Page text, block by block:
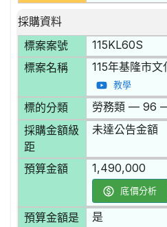
採購資料
標案案號
115KL60S
標案名稱 115年基隆市
教學
標的分類 勞務類 — 96
採購金額級
距
未達公告金額
預算金額 1,490,000
底價分析
預算金額是
是